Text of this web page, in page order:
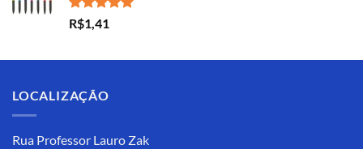
Avaliação
5.00 de 5
R$1,41
LOCALIZAÇÃO
Rua Professor Lauro Zak